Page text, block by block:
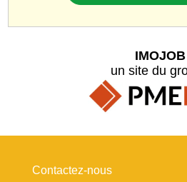
IMOJOB
un site du
Contactez-nous